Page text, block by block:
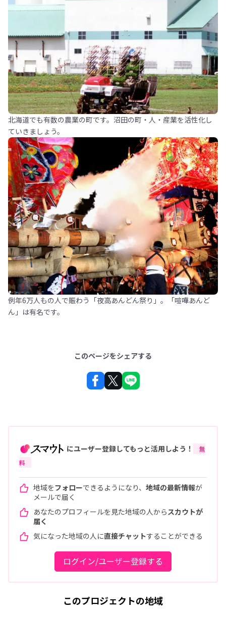
北海道でも有数の農業の町です。沼田の町・人・産業を活性化し
ていきましょう。
例年6万人もの人で賑わう「夜高あんどん祭り」。「喧嘩あんど
ん」は有名です。
このページをシェアする
にユーザー登録してもっと活用しよう！
無
料
地域をフォローできるようになり、 地域の最新情報が
メールで届く
あなたのプロフィールを見た地域の人から スカウトが
届く
気になった地域の人に直接チャットすることができる
ログイン/ユーザー登録する
このプロジェクトの地域